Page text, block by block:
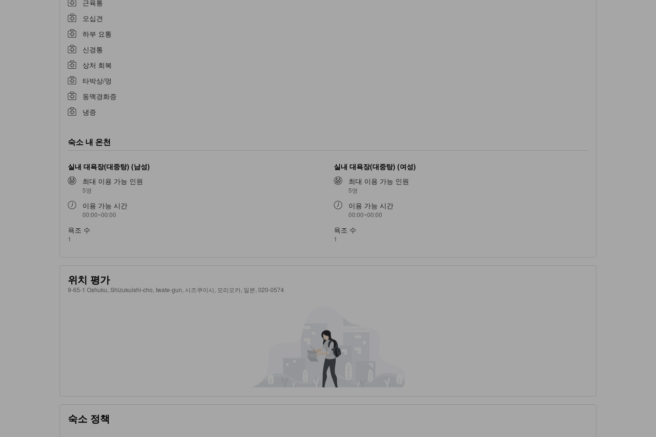
근육통
오십견
하부 요통
신경통
상처 회복
타박상/멍
동맥경화증
냉증
숙소 내 온천
실내 대욕장(대중탕) (남성)
최대 이용 가능 인원
5명
이용 가능 시간
00:00~00:00
욕조 수
1
실내 대욕장(대중탕) (여성)
최대 이용 가능 인원
5명
이용 가능 시간
00:00~00:00
욕조 수
1
위치 평가
9-65-1 Oshuku, Shizukuishi-cho, Iwate-gun, 시즈쿠이시, 모리오카, 일본, 020-0574
숙소 정책